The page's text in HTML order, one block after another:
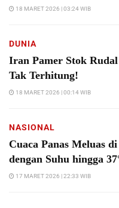
18 MARET 2026 | 03:24 WIB
DUNIA
Iran Pamer Stok
Tak Terhitung!
18 MARET 2026 | 00:14 WIB
NASIONAL
Cuaca Panas Meluas
dengan Suhu hingga
17 MARET 2026 | 22:33 WIB